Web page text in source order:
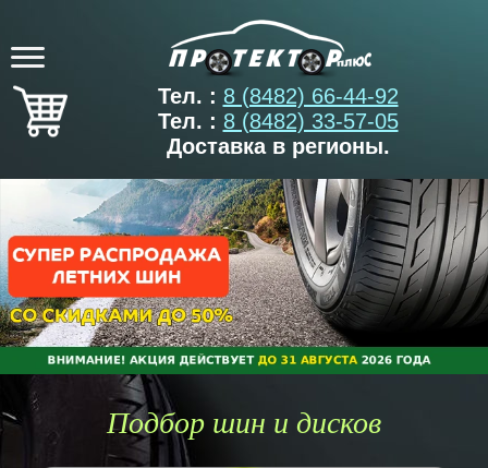
Тел. : 8 (8482) 66-44-92
Тел. : 8 (8482) 33-57-05
Доставка в регионы.
Подбор шин и дисков